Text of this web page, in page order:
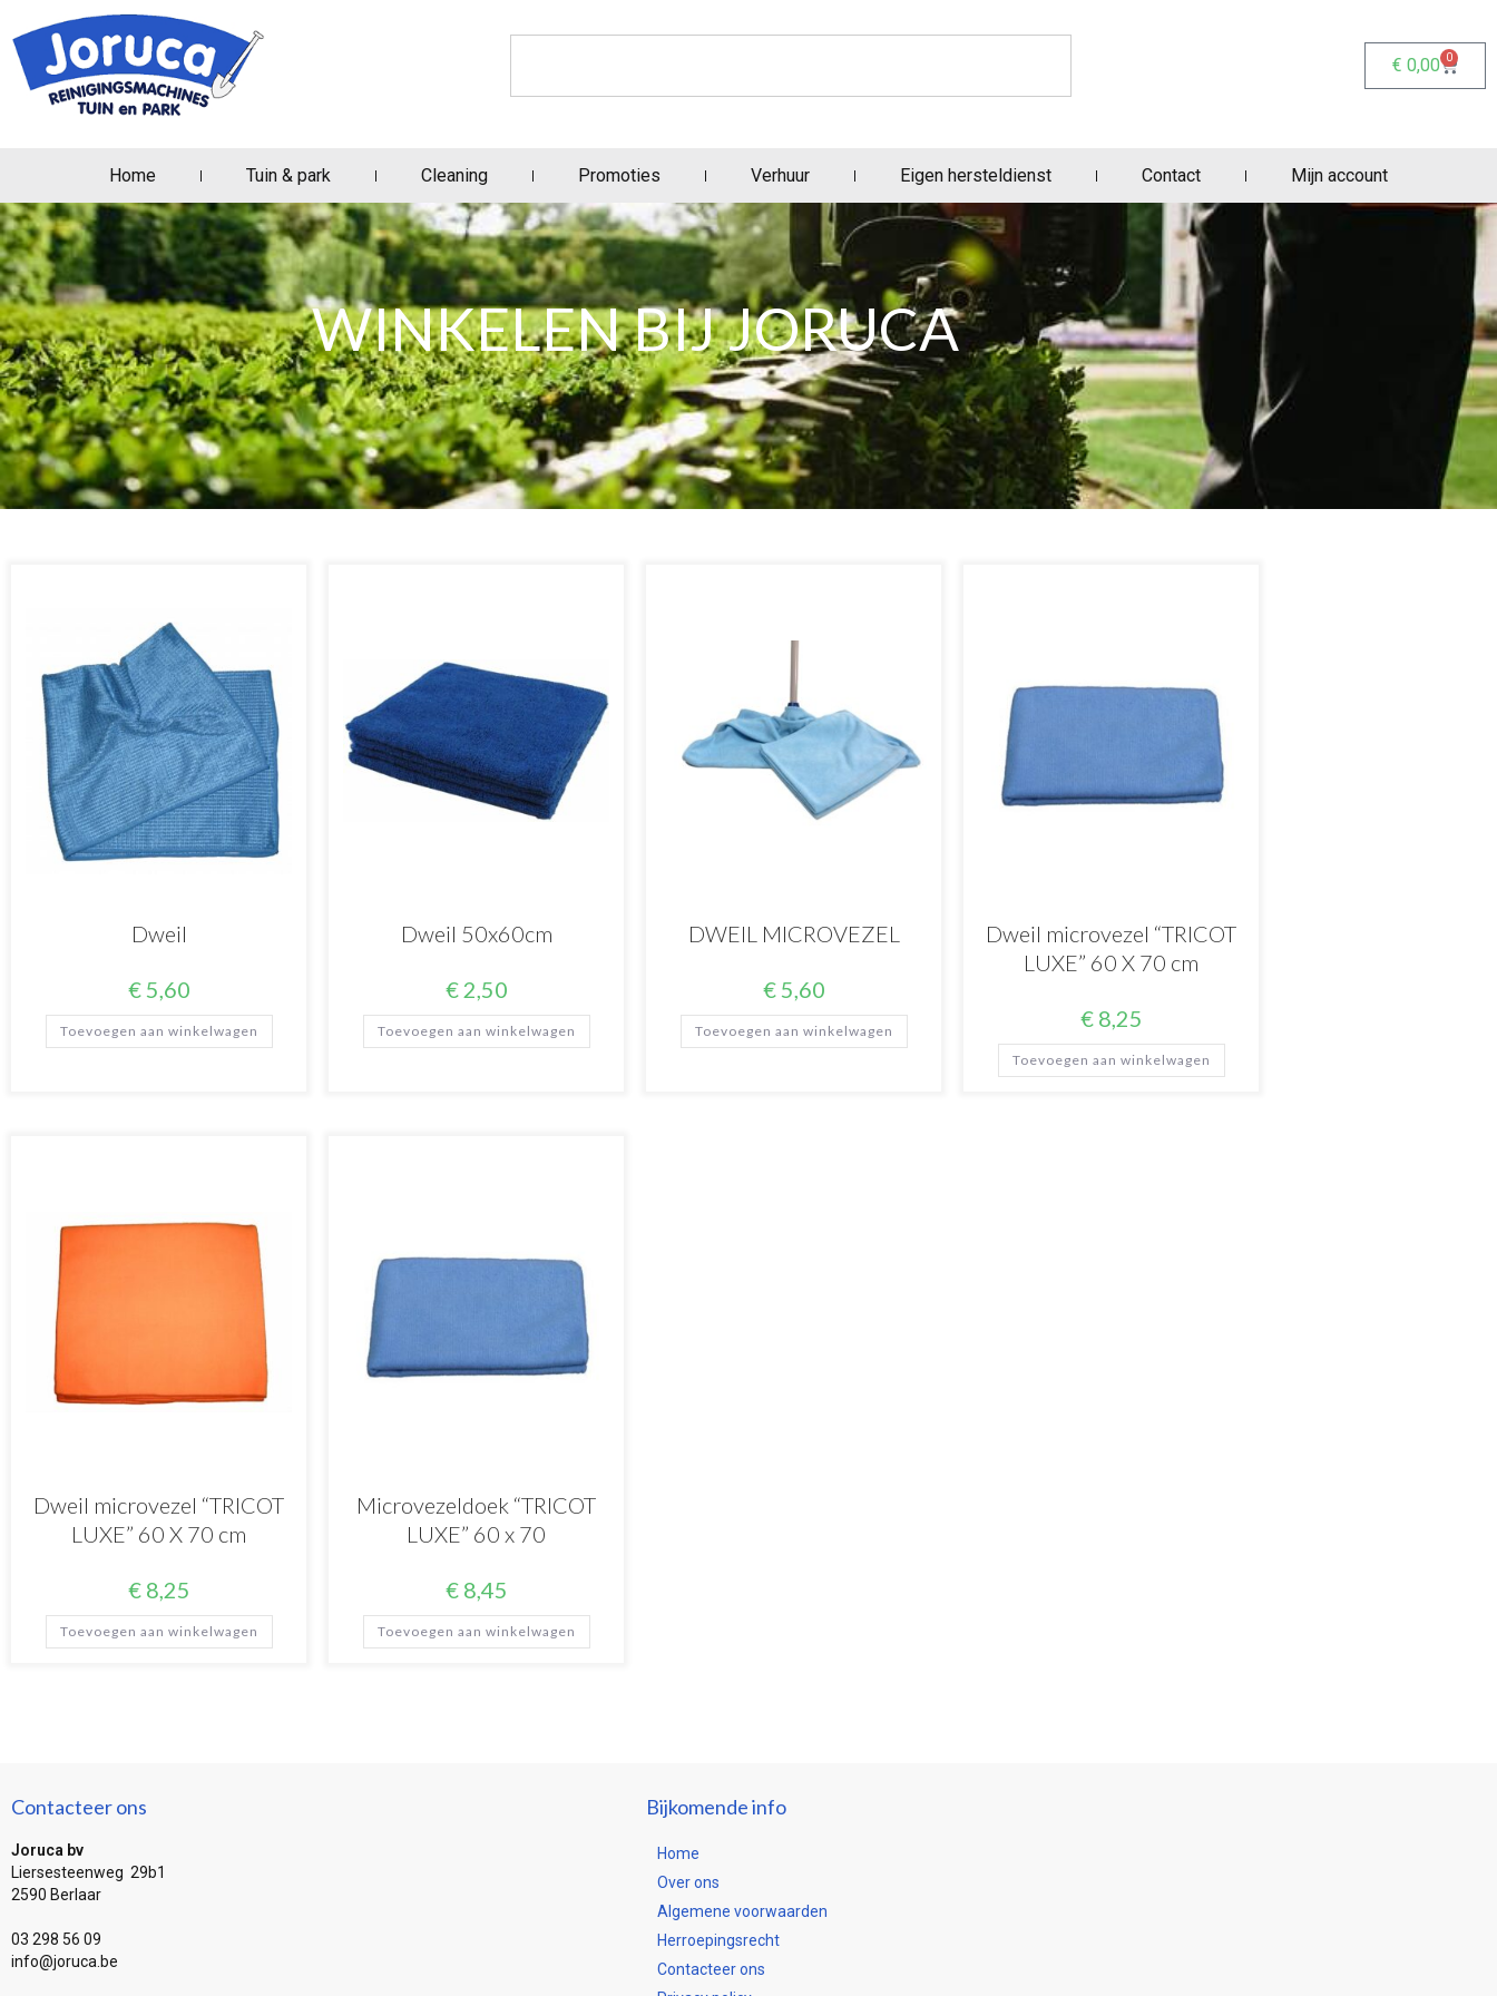
€ 0,00 0
Home Tuin & park Cleaning Promoties Verhuur Eigen hersteldienst Contact Mijn account
WINKELEN BIJ JORUCA
Dweil
€5,60
Toevoegen aan winkelwagen
Dweil 50x60cm
€2,50
Toevoegen aan winkelwagen
DWEIL MICROVEZEL
€5,60
Toevoegen aan winkelwagen
Dweil microvezel “TRICOT
LUXE” 60 X 70 cm
€8,25
Toevoegen aan winkelwagen
Dweil microvezel “TRICOT
LUXE” 60 X 70 cm
€8,25
Toevoegen aan winkelwagen
Microvezeldoek “TRICOT
LUXE” 60 x 70
€8,45
Toevoegen aan winkelwagen
Contacteer ons
Joruca bv
Liersesteenweg 29b1
2590 Berlaar
03 298 56 09
info@joruca.be
Bijkomende info
Home
Over ons
Algemene voorwaarden
Herroepingsrecht
Contacteer ons